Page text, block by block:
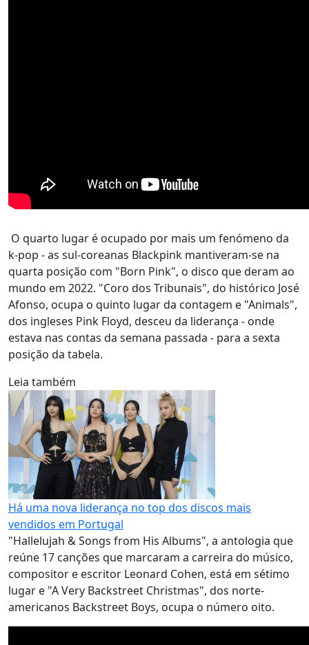
O quarto lugar é ocupado por mais um fenómeno da
k-pop - as sul-coreanas Blackpink mantiveram-se na
quarta posição com "Born Pink", o disco que deram ao
mundo em 2022. "Coro dos Tribunais", do histórico José
Afonso, ocupa o quinto lugar da contagem e "Animals",
dos ingleses Pink Floyd, desceu da liderança - onde
estava nas contas da semana passada - para a sexta
posição da tabela.
Leia também
Há uma nova liderança no top dos discos mais
vendidos em Portugal
"Hallelujah & Songs from His Albums", a antologia que
reúne 17 canções que marcaram a carreira do músico,
compositor e escritor Leonard Cohen, está em sétimo
lugar e "A Very Backstreet Christmas", dos norte-
americanos Backstreet Boys, ocupa o número oito.